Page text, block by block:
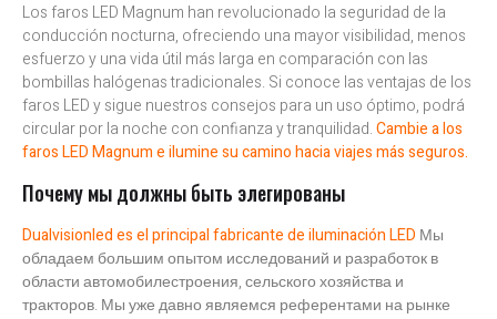
Los faros LED Magnum han revolucionado la seguridad de la
conducción nocturna, ofreciendo una mayor visibilidad, menos
esfuerzo y una vida útil más larga en comparación con las
bombillas halógenas tradicionales. Si conoce las ventajas de los
faros LED y sigue nuestros consejos para un uso óptimo, podrá
circular por la noche con confianza y tranquilidad.Cambie a los
faros LED Magnum e ilumine su camino hacia viajes más seguros.
Почему мы должны быть элегированы
Dualvisionled es el principal fabricante de iluminación LED Мы
обладаем большим опытом исследований и разработок в
области автомобилестроения, сельского хозяйства и
тракторов. Мы уже давно являемся референтами на рынке